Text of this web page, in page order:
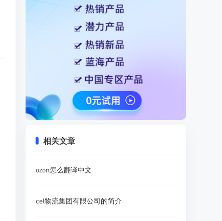
相关文章
ozon怎么翻译中文
cel物流集团有限公司的简介